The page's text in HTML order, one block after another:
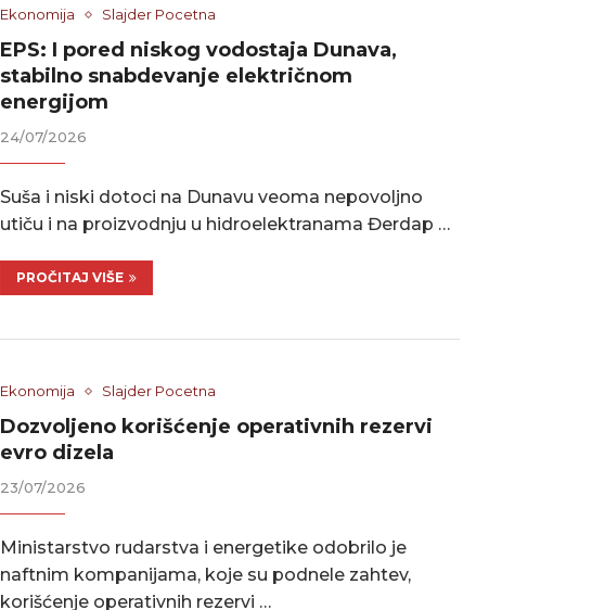
Ekonomija Slajder Pocetna
EPS: I pored niskog vodostaja Dunava,
stabilno snabdevanje električnom
energijom
24/07/2026
Suša i niski dotoci na Dunavu veoma nepovoljno
utiču i na proizvodnju u hidroelektranama Đerdap …
PROČITAJ VIŠE
Ekonomija Slajder Pocetna
Dozvoljeno korišćenje operativnih rezervi
evro dizela
23/07/2026
Ministarstvo rudarstva i energetike odobrilo je
naftnim kompanijama, koje su podnele zahtev,
korišćenje operativnih rezervi …